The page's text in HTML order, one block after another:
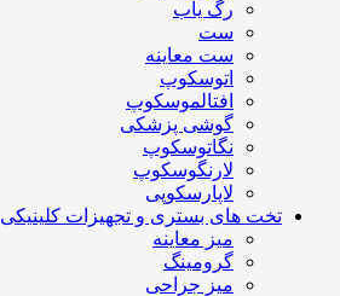
رگ یاب
ست
ست معاینه
اتوسکوپ
افتالموسکوپ
گوشی پزشکی
نگاتوسکوپ
لارنگوسکوپ
لاپارسکوپی
تخت های بستری و تجهیزات کلینیکی
میز معاینه
گرومینگ
میز جراحی